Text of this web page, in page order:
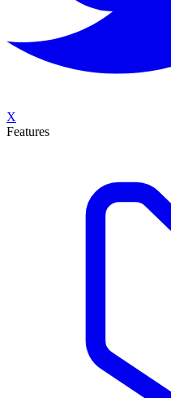
X
Features